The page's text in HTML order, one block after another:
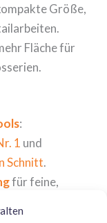
Größe,
Fläche für
:
1 und
Schnitt.
für feine,